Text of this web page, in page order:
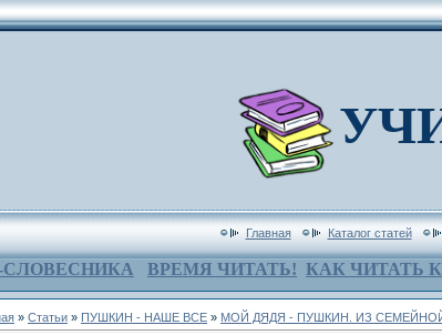
Главная Каталог статей
ВРЕМЯ ЧИТАТЬ! КАК ЧИТАТЬ
» Статьи » ПУШКИН - НАШЕ ВСЕ » МОЙ ДЯДЯ - ПУШКИН. ИЗ